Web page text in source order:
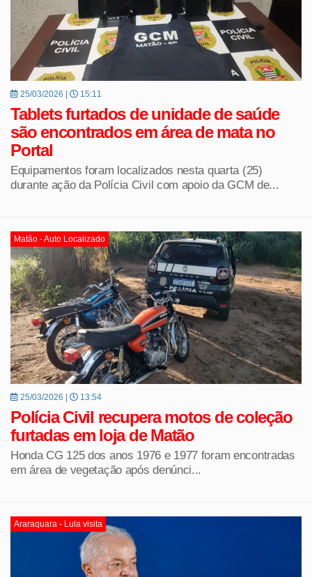
25/03/2026 | 15:11
Tablets furtados de unidade de saúde
são encontrados em área de mata no
Portal
Equipamentos foram localizados nesta quarta (25)
durante ação da Polícia Civil com apoio da GCM de...
Matão - Auto Localizado
25/03/2026 | 13:54
Polícia Civil recupera motos de coleção
furtadas em loja de Matão
Honda CG 125 dos anos 1976 e 1977 foram encontradas
em área de vegetação após denúnci...
Araraquara - Lula visita